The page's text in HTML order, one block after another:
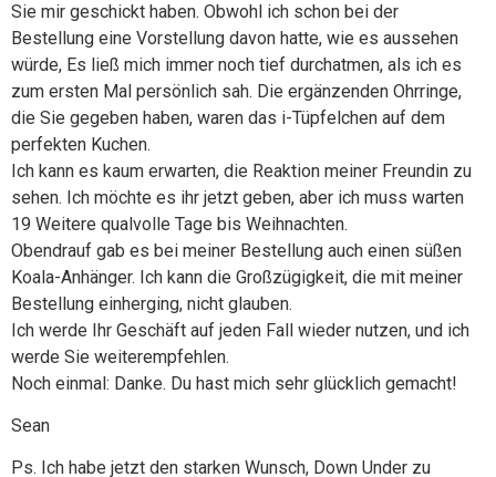
Sie mir geschickt haben. Obwohl ich schon bei der
Bestellung eine Vorstellung davon hatte, wie es aussehen
würde, Es ließ mich immer noch tief durchatmen, als ich es
zum ersten Mal persönlich sah. Die ergänzenden Ohrringe,
die Sie gegeben haben, waren das i-Tüpfelchen auf dem
perfekten Kuchen.
Ich kann es kaum erwarten, die Reaktion meiner Freundin zu
sehen. Ich möchte es ihr jetzt geben, aber ich muss warten
19 Weitere qualvolle Tage bis Weihnachten.
Obendrauf gab es bei meiner Bestellung auch einen süßen
Koala-Anhänger. Ich kann die Großzügigkeit, die mit meiner
Bestellung einherging, nicht glauben.
Ich werde Ihr Geschäft auf jeden Fall wieder nutzen, und ich
werde Sie weiterempfehlen.
Noch einmal: Danke. Du hast mich sehr glücklich gemacht!
Sean
Ps. Ich habe jetzt den starken Wunsch, Down Under zu